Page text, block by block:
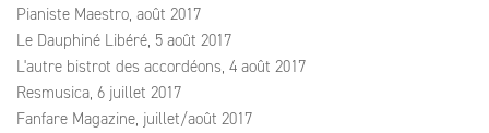
Pianiste Maestro, août 2017
Le Dauphiné Libéré, 5 août 2017
L'autre bistrot des accordéons, 4 août 2017
Resmusica, 6 juillet 2017
Fanfare Magazine, juillet/août 2017